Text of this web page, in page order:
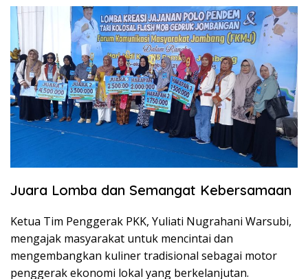
Juara Lomba dan Semangat Kebersamaan
Ketua Tim Penggerak PKK, Yuliati Nugrahani Warsubi,
mengajak masyarakat untuk mencintai dan
mengembangkan kuliner tradisional sebagai motor
penggerak ekonomi lokal yang berkelanjutan.